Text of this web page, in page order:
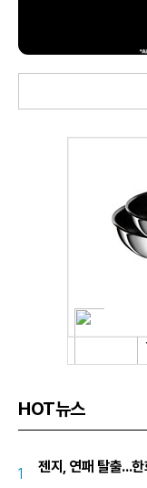
HOT뉴스
1 젠지, 연패 탈출...